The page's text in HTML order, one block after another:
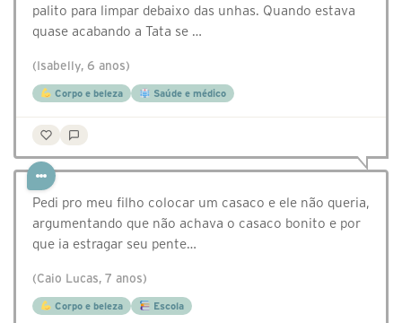
palito para limpar debaixo das unhas. Quando estava
quase acabando a Tata se …
(Isabelly, 6 anos)
Corpo e beleza Saúde e médico
Pedi pro meu filho colocar um casaco e ele não queria,
argumentando que não achava o casaco bonito e por
que ia estragar seu pente…
(Caio Lucas, 7 anos)
Corpo e beleza Escola